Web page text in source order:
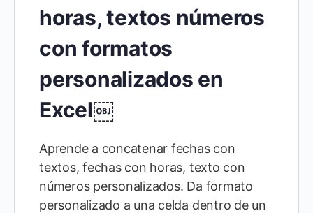
horas, textos números
con formatos
personalizados en
Excel￼
Aprende a concatenar fechas con
textos, fechas con horas, texto con
números personalizados. Da formato
personalizado a una celda dentro de un